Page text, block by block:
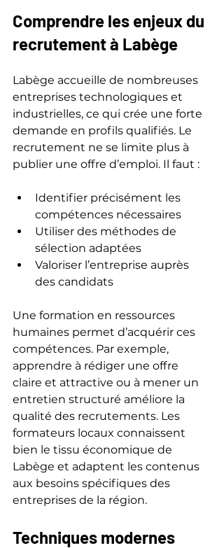
Comprendre les enjeux du
recrutement à Labège
Labège accueille de nombreuses
entreprises technologiques et
industrielles, ce qui crée une forte
demande en profils qualifiés. Le
recrutement ne se limite plus à
publier une offre d’emploi. Il faut :
Identifier précisément les
compétences nécessaires
Utiliser des méthodes de
sélection adaptées
Valoriser l’entreprise auprès
des candidats
Une formation en ressources
humaines permet d’acquérir ces
compétences. Par exemple,
apprendre à rédiger une offre
claire et attractive ou à mener un
entretien structuré améliore la
qualité des recrutements. Les
formateurs locaux connaissent
bien le tissu économique de
Labège et adaptent les contenus
aux besoins spécifiques des
entreprises de la région.
Techniques modernes